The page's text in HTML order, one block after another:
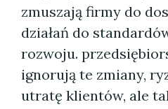
zmuszają firmy do
działań do
rozwoju.
ignorują te zmiany,
utratę klientów, ale